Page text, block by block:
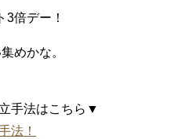
3倍デー！
めかな。
手法はこちら▼
法！